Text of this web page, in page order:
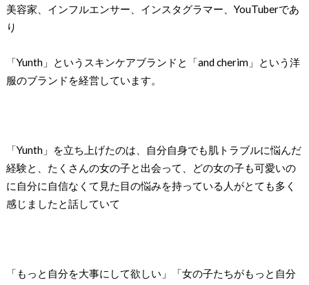
美容家、インフルエンサー、インスタグラマー、YouTuberであ
り
「Yunth」というスキンケアブランドと「and cherim」という洋
服のブランドを経営しています。
「Yunth」を立ち上げたのは、自分自身でも肌トラブルに悩んだ
経験と、たくさんの女の子と出会って、どの女の子も可愛いの
に自分に自信なくて見た目の悩みを持っている人がとても多く
感じましたと話していて
「もっと自分を大事にして欲しい」「女の子たちがもっと自分